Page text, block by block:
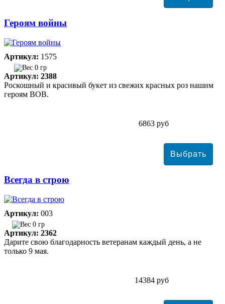
Героям войны
Артикул: 1575
0 гр
Артикул: 2388
Роскошный и красивый букет из свежих красных роз нашим
героям ВОВ.
6863 руб
Всегда в строю
Артикул: 003
0 гр
Артикул: 2362
Дарите свою благодарность ветеранам каждый день, а не
только 9 мая.
14384 руб